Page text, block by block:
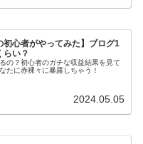
初心者がやってみた】ブログ1
い？
の？初心者のガチな収益結果を見て
たに赤裸々に暴露しちゃう！
2024.05.05